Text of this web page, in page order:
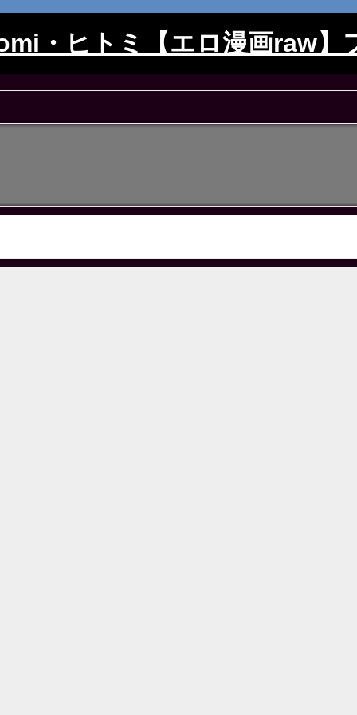
・ヒトミ【エロ漫画raw】